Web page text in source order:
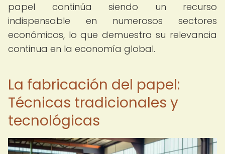
papel continúa siendo un recurso
indispensable en numerosos sectores
económicos, lo que demuestra su relevancia
continua en la economía global.
La fabricación del papel:
Técnicas tradicionales y
tecnológicas